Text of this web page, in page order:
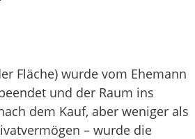
Fläche) wurde vom Ehemann
und der Raum ins
dem Kauf, aber weniger als
– wurde die